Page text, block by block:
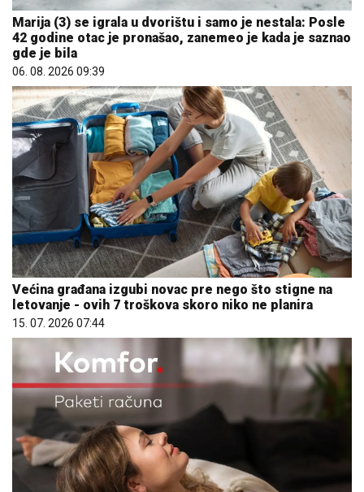
Marija (3) se igrala u dvorištu i samo je nestala: Posle
42 godine otac je pronašao, zanemeo je kada je saznao
gde je bila
06. 08. 2026 09:39
Većina građana izgubi novac pre nego što stigne na
letovanje - ovih 7 troškova skoro niko ne planira
15. 07. 2026 07:44